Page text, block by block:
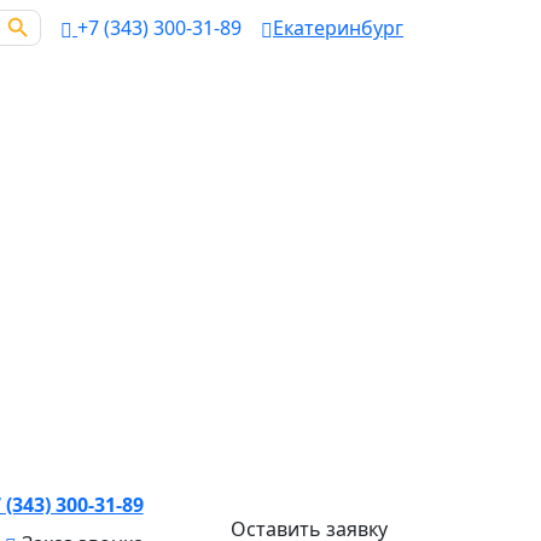
Button
+7 (343) 300-31-89
Екатеринбург
(343) 300-31-89
Оставить заявку